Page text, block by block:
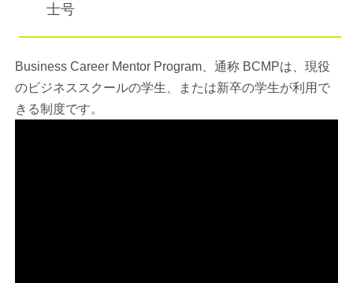
士号
Business Career Mentor Program、通称 BCMPは、現役
のビジネススクールの学生、または新卒の学生が利用で
きる制度です。